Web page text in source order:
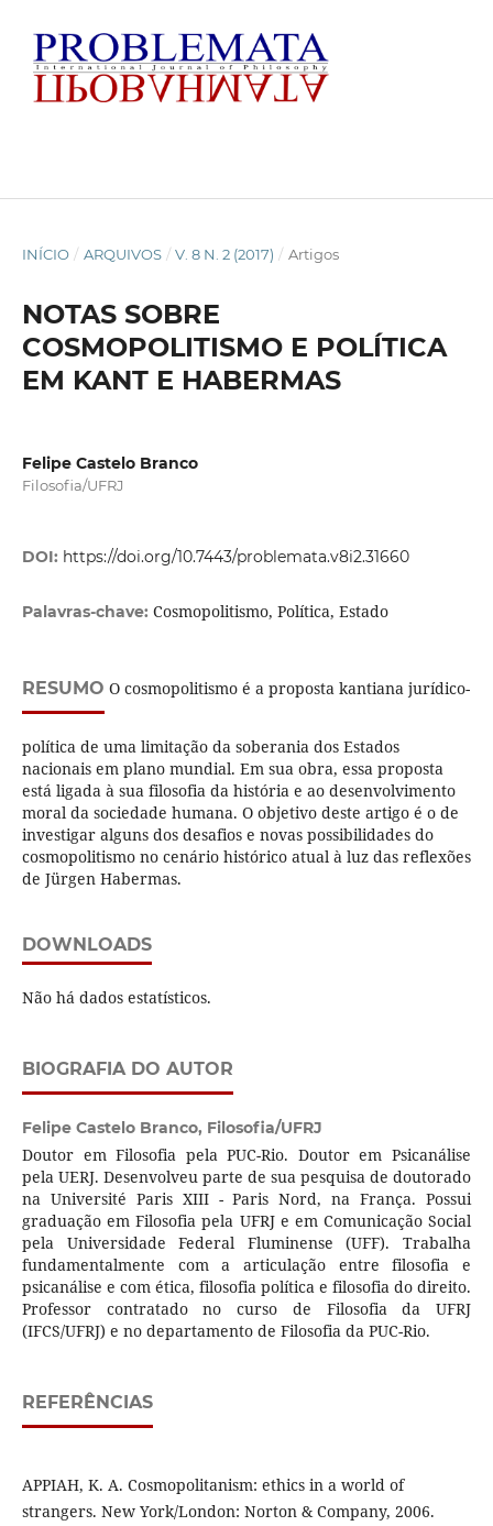
INÍCIO / ARQUIVOS / V. 8 N. 2 (2017) / Artigos
NOTAS SOBRE
COSMOPOLITISMO E POLÍTICA
EM KANT E HABERMAS
Felipe Castelo Branco
Filosofia/UFRJ
DOI: https://doi.org/10.7443/problemata.v8i2.31660
Palavras-chave: Cosmopolitismo, Política, Estado
RESUMO O cosmopolitismo é a proposta kantiana jurídico-
política de uma limitação da soberania dos Estados
nacionais em plano mundial. Em sua obra, essa proposta
está ligada à sua filosofia da história e ao desenvolvimento
moral da sociedade humana. O objetivo deste artigo é o de
investigar alguns dos desafios e novas possibilidades do
cosmopolitismo no cenário histórico atual à luz das reflexões
de Jürgen Habermas.
DOWNLOADS
Não há dados estatísticos.
BIOGRAFIA DO AUTOR
Felipe Castelo Branco, Filosofia/UFRJ
Doutor em Filosofia pela PUC-Rio. Doutor em Psicanálise
pela UERJ. Desenvolveu parte de sua pesquisa de doutorado
na Université Paris XIII - Paris Nord, na França. Possui
graduação em Filosofia pela UFRJ e em Comunicação Social
pela Universidade Federal Fluminense (UFF). Trabalha
fundamentalmente com a articulação entre filosofia e
psicanálise e com ética, filosofia política e filosofia do direito.
Professor contratado no curso de Filosofia da UFRJ
(IFCS/UFRJ) e no departamento de Filosofia da PUC-Rio.
REFERÊNCIAS
APPIAH, K. A. Cosmopolitanism: ethics in a world of
strangers. New York/London: Norton & Company, 2006.